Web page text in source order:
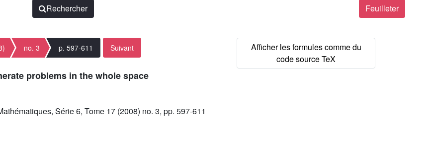
Feuilleter
Rechercher
no. 3 p. 597-611 Suivant
problems in the whole space
Série 6, Tome 17 (2008) no. 3, pp. 597-611